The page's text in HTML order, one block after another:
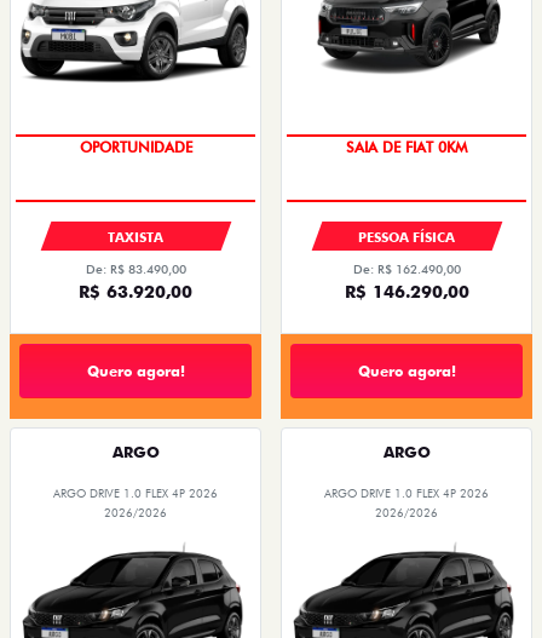
OPORTUNIDADE
TAXISTA
De: R$ 83.490,00
R$ 63.920,00
Quero agora!
OPORTUNIDADE
PESSOA FÍSICA
De: R$ 162.490,00
R$ 146.290,00
Quero agora!
ARGO
ARGO DRIVE 1.0 FLEX 4P 2026
2026/2026
ARGO
ARGO DRIVE 1.0 FLEX 4P 2026
2026/2026